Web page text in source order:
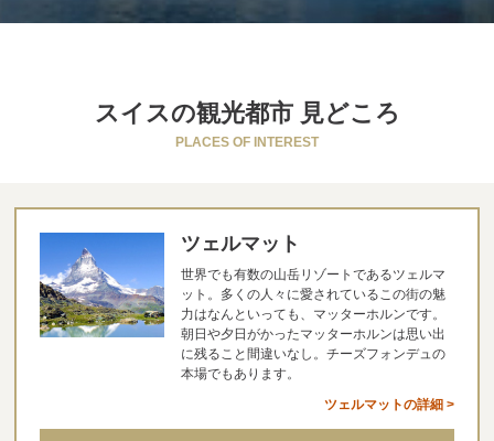
スイスの観光都市 見どころ
PLACES OF INTEREST
ツェルマット
世界でも有数の山岳リゾートであるツェルマ
ット。多くの人々に愛されているこの街の魅
力はなんといっても、マッターホルンです。
朝日や夕日がかったマッターホルンは思い出
に残ること間違いなし。チーズフォンデュの
本場でもあります。
ツェルマットの詳細 >